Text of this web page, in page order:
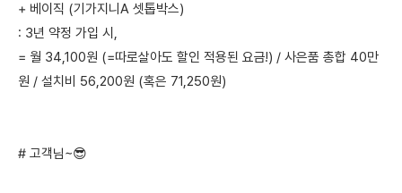
+ 베이직 (기가지니A 셋톱박스)
: 3년 약정 가입 시,
= 월 34,100원 (=따로살아도 할인 적용된 요금!) / 사은품 총합 40만
원 / 설치비 56,200원 (혹은 71,250원)
# 고객님~😎